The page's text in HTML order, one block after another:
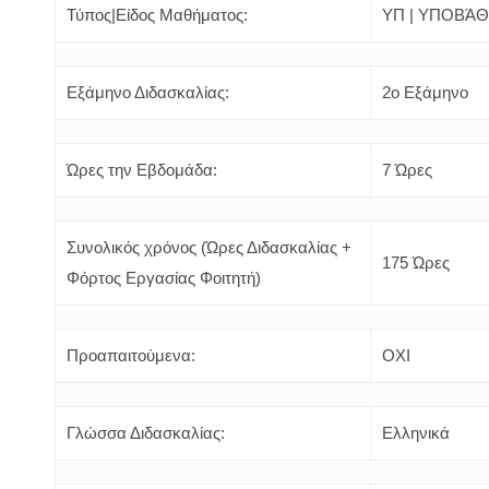
Τύπος|Είδος Μαθήματος: ΥΠ |
Εξάμηνο Διδασκαλίας: 2o Εξάμηνο
Ώρες την Εβδομάδα: 7 Ώρες
Συνολικός χρόνος (Ώρες Διδασκαλίας +
Φόρτος Εργασίας Φοιτητή)
175 Ώρες
Προαπαιτούμενα: ΟΧΙ
Γλώσσα Διδασκαλίας: Ελληνικά